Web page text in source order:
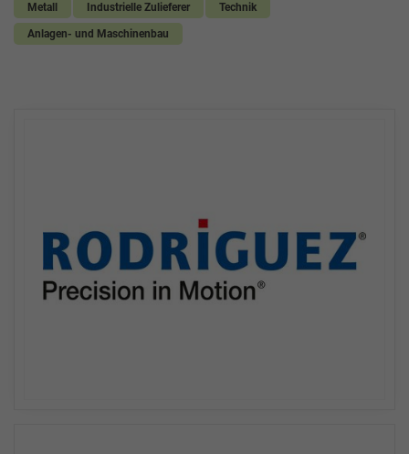
Metall Industrielle Zulieferer Technik
Anlagen- und Maschinenbau